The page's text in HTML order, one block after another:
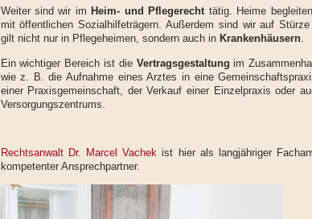
Weiter sind wir im Heim- und Pflegerecht tätig. Heime
mit öffentlichen Sozialhilfeträgern. Außerdem sind wir auf
gilt nicht nur in Pflegeheimen, sondern auch in Krankenhäusern.
Ein wichtiger Bereich ist die Vertragsgestaltung im
wie z. B. die Aufnahme eines Arztes in eine
einer Praxisgemeinschaft, der Verkauf einer Einzelpraxis oder
Versorgungszentrums.
Rechtsanwalt Dr. Marcel Vachek ist hier als langjähriger
kompetenter Ansprechpartner.